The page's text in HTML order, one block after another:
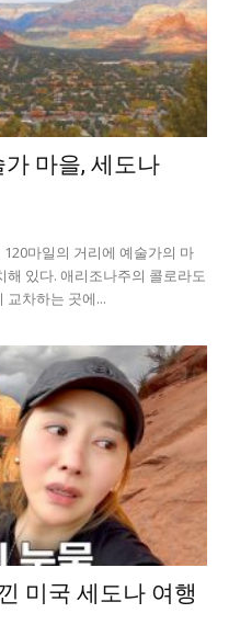
마을, 세도나
마일의 거리에 예술가의 마
해 있다. 애리조나주의 콜로라도
교차하는 곳에...
미국 세도나 여행